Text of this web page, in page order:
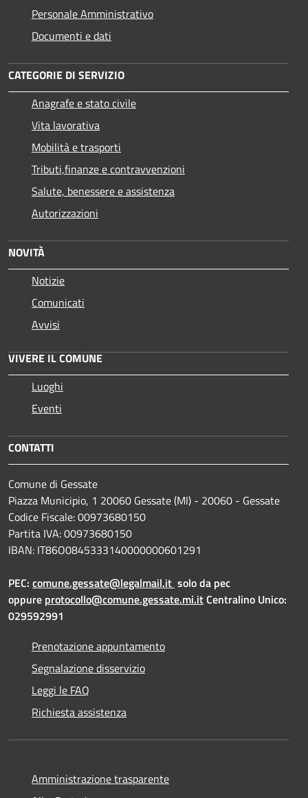
Personale Amministrativo
Documenti e dati
CATEGORIE DI SERVIZIO
Anagrafe e stato civile
Vita lavorativa
Mobilità e trasporti
Tributi,finanze e contravvenzioni
Salute, benessere e assistenza
Autorizzazioni
NOVITÀ
Notizie
Comunicati
Avvisi
VIVERE IL COMUNE
Luoghi
Eventi
CONTATTI
Comune di Gessate
Piazza Municipio, 1 20060 Gessate (MI) - 20060 - Gessate
Codice Fiscale: 00973680150
Partita IVA: 00973680150
IBAN: IT86O0845333140000000601291
PEC: comune.gessate@legalmail.it solo da pec
oppure protocollo@comune.gessate.mi.itCentralino Unico:
029592991
Prenotazione appuntamento
Segnalazione disservizio
Leggi le FAQ
Richiesta assistenza
Amministrazione trasparente